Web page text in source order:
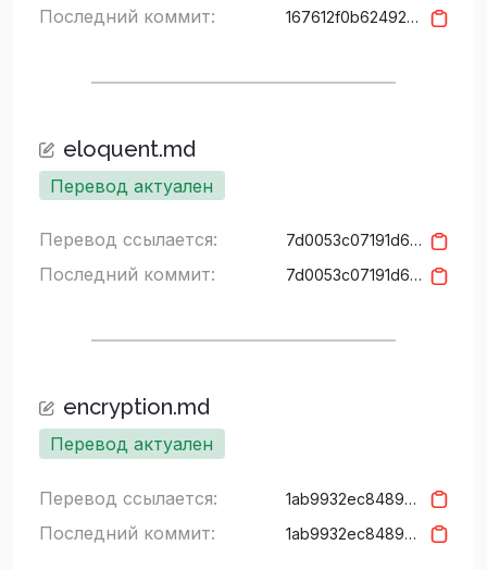
Последний коммит: 167612f0b62492a6a6b1b009870e2253c95b871d
eloquent.md
Перевод актуален
Перевод ссылается: 7d0053c07191d6490638e2607fb9e54dd494b96a
Последний коммит: 7d0053c07191d6490638e2607fb9e54dd494b96a
encryption.md
Перевод актуален
Перевод ссылается: 1ab9932ec8489a4dab268be6868972cebd19ae43
Последний коммит: 1ab9932ec8489a4dab268be6868972cebd19ae43